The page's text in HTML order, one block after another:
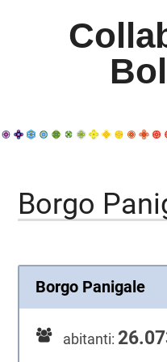
Borgo
Borgo Panigale
abitanti: